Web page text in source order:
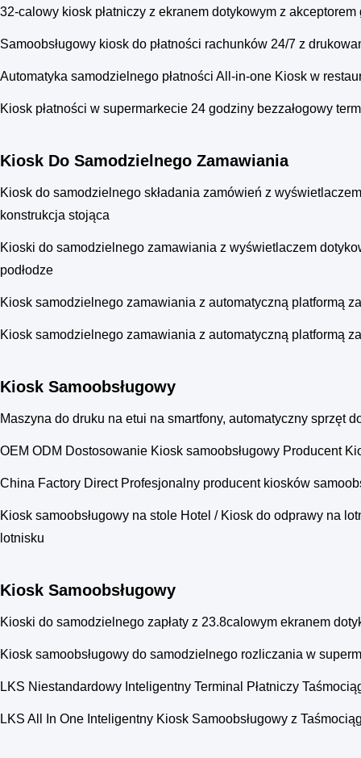
32-calowy kiosk płatniczy z ekranem dotykowym z
Samoobsługowy kiosk do płatności rachunków 24/7 z
Automatyka samodzielnego płatności All-in-one Kiosk w
Kiosk płatności w supermarkecie 24 godziny bezzałogowy
Kiosk Do Samodzielnego Zamawiania
Kiosk do samodzielnego składania zamówień z
konstrukcja stojąca
Kioski do samodzielnego zamawiania z wyświetlaczem
podłodze
Kiosk samodzielnego zamawiania z automatyczną platformą
Kiosk samodzielnego zamawiania z automatyczną platformą
Kiosk Samoobsługowy
Maszyna do druku na etui na smartfony, automatyczny sprzęt
OEM ODM Dostosowanie Kiosk samoobsługowy Producent
China Factory Direct Profesjonalny producent kiosków
Kiosk samoobsługowy na stole Hotel / Kiosk do odprawy na
lotnisku
Kiosk Samoobsługowy
Kioski do samodzielnego zapłaty z 23.8calowym ekranem
Kiosk samoobsługowy do samodzielnego rozliczania w
LKS Niestandardowy Inteligentny Terminal Płatniczy
LKS All In One Inteligentny Kiosk Samoobsługowy z